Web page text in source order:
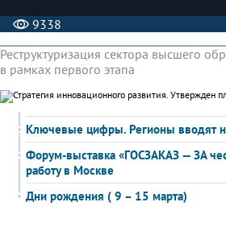
9338
Реструктуризация сектора высшего
в рамках первого этапа
Ключевые цифры. Регионы вводят
Форум-выставка «ГОСЗАКАЗ — ЗА
работу в Москве
Дни рождения ( 9 – 15 марта)